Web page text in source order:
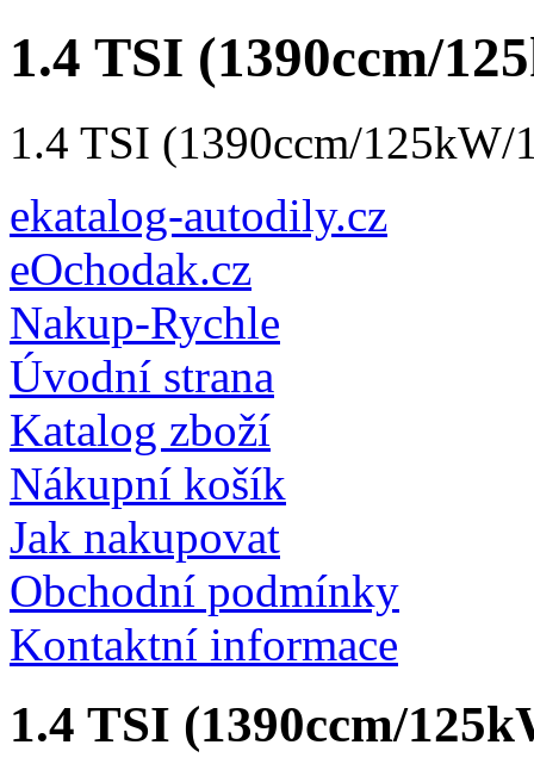
1.4 TSI (1390ccm/
1.4 TSI (1390ccm/
ekatalog-autodily.cz
eOchodak.cz
Nakup-Rychle
Úvodní strana
Katalog zboží
Nákupní košík
Jak nakupovat
Obchodní podmínky
Kontaktní informace
1.4 TSI (1390ccm/